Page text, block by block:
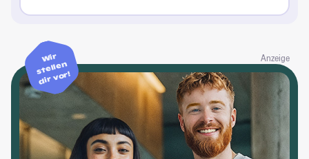
Anzeige
Wir
stellen
dir vor!